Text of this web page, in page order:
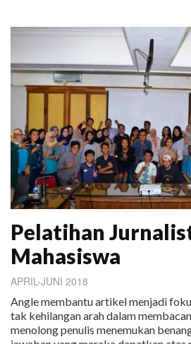
Pelatihan
Mahasiswa
APRIL-JUNI 2018
Angle membantu artikel menjadi
tak kehilangan arah dalam
menolong penulis menemukan